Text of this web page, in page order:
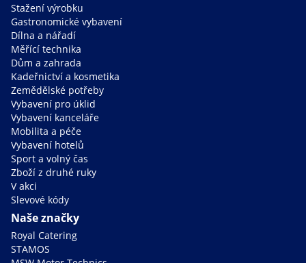
Stažení výrobku
Gastronomické vybavení
Dílna a nářadí
Měřící technika
Dům a zahrada
Kadeřnictví a kosmetika
Zemědělské potřeby
Vybavení pro úklid
Vybavení kanceláře
Mobilita a péče
Vybavení hotelů
Sport a volný čas
Zboží z druhé ruky
V akci
Slevové kódy
Naše značky
Royal Catering
STAMOS